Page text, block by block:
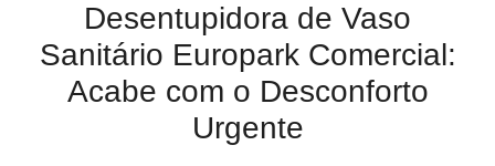
Desentupidora de Vaso
Sanitário Europark Comercial:
Acabe com o Desconforto
Urgente